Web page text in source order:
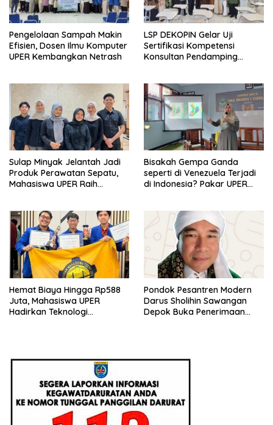
Pengelolaan Sampah Makin
Efisien, Dosen Ilmu Komputer
UPER Kembangkan Netrash
LSP DEKOPIN Gelar Uji
Sertifikasi Kompetensi
Konsultan Pendamping
Sulap Minyak Jelantah Jadi
Produk Perawatan Sepatu,
Mahasiswa UPER Raih
Bisakah Gempa Ganda
seperti di Venezuela Terjadi
di Indonesia? Pakar UPER
Hemat Biaya Hingga Rp588
Juta, Mahasiswa UPER
Hadirkan Teknologi
Pondok Pesantren Modern
Darus Sholihin Sawangan
Depok Buka Penerimaan